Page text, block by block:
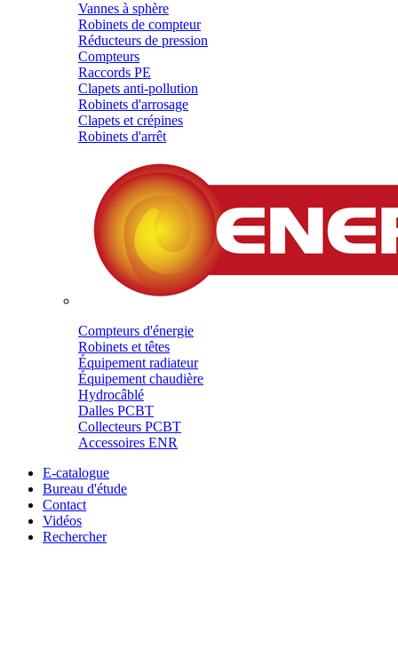
Vannes à sphère
Robinets de compteur
Réducteurs de pression
Compteurs
Raccords PE
Clapets anti-pollution
Robinets d'arrosage
Clapets et crépines
Robinets d'arrêt
Compteurs d'énergie
Robinets et têtes
Équipement radiateur
Équipement chaudière
Hydrocâblé
Dalles PCBT
Collecteurs PCBT
Accessoires ENR
E-catalogue
Bureau d'étude
Contact
Vidéos
Rechercher